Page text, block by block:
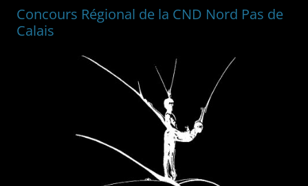
Concours Régional de la CND Nord Pas de
Calais